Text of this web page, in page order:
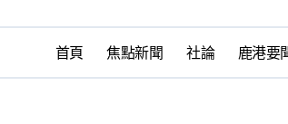
SUM順興汽車
梁皇寶懺法會
首頁 焦點新聞 社論 鹿港要